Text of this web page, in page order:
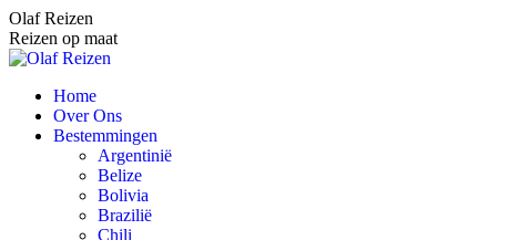
Spring
naar
content
Olaf Reizen
Reizen op maat
Home
Over Ons
Bestemmingen
Argentinië
Belize
Bolivia
Brazilië
Chili